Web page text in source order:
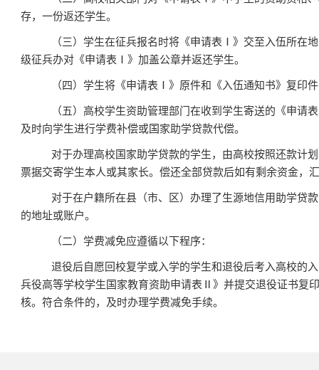
存，一份返还学生。
（三）学生在征兵报名时将《申请表
》交至入伍所在
级征兵办对《申请表
》加盖公章并返还学生。
（四）学生将《申请表 》原件和《入伍通知书》复印
（五）高校学生资助管理部门在收到学生寄送的《申请表
及时向学生进行学费补偿或国家助学贷款代偿。
对于办理高校国家助学贷款的学生，由高校按照还款计
票据交寄学生本人或其家长。偿还全部贷款后如有剩余资金，
对于在户籍所在县（市、区）办理了生源地信用助学贷
的地址或账户。
（二）学费减免应遵循以下程序：
退役后自愿回校复学或入学的学生和退役后考入高校的
兵役高等学校学生国家教育资助申请表
》并提交退役证书复
核。符合条件的，及时办理学费减免手续。